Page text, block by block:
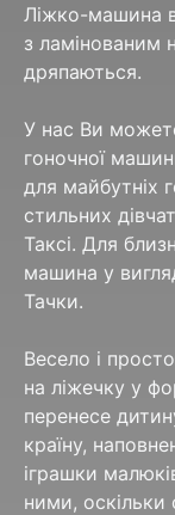
Ліжко-машина
з ламінованим
дряпаються.
У нас Ви
гоночної
для майбутніх
стильних
Таксі. Для
машина у
Тачки.
Весело і
на ліжечку у
перенесе
країну,
іграшки
ними, оскільки